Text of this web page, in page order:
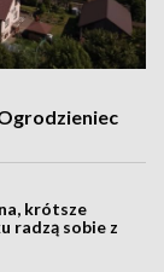
krótsze
radzą sobie z